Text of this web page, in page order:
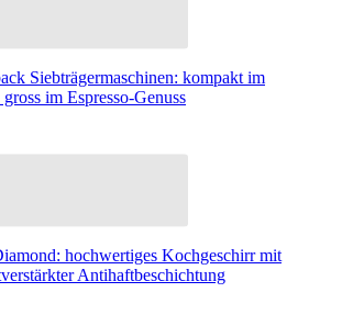
Siebträgermaschinen: kompakt im
im Espresso-Genuss
hochwertiges Kochgeschirr mit
Antihaftbeschichtung